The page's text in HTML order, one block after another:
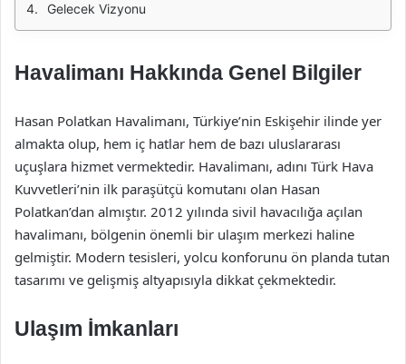
Gelecek Vizyonu
Havalimanı Hakkında Genel Bilgiler
Hasan Polatkan Havalimanı, Türkiye’nin Eskişehir ilinde yer
almakta olup, hem iç hatlar hem de bazı uluslararası
uçuşlara hizmet vermektedir. Havalimanı, adını Türk Hava
Kuvvetleri’nin ilk paraşütçü komutanı olan Hasan
Polatkan’dan almıştır. 2012 yılında sivil havacılığa açılan
havalimanı, bölgenin önemli bir ulaşım merkezi haline
gelmiştir. Modern tesisleri, yolcu konforunu ön planda tutan
tasarımı ve gelişmiş altyapısıyla dikkat çekmektedir.
Ulaşım İmkanları